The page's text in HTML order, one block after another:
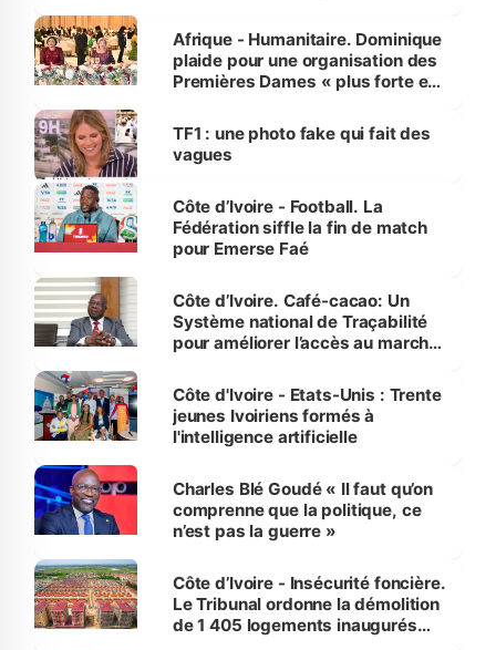
Afrique - Humanitaire. Dominique
plaide pour une organisation des
Premières Dames « plus forte et
sur la scène internationale »
TF1 : une photo fake qui fait des
vagues
Côte d’Ivoire - Football. La
Fédération siffle la fin de match
pour Emerse Faé
Côte d’Ivoire. Café-cacao: Un
Système national de Traçabilité
pour améliorer l’accès au marché
Côte d'Ivoire - Etats-Unis : Trente
jeunes Ivoiriens formés à
l'intelligence artificielle
Charles Blé Goudé « Il faut qu’on
comprenne que la politique, ce
n’est pas la guerre »
Côte d’Ivoire - Insécurité foncière.
Le Tribunal ordonne la démolition
de 1 405 logements inaugurés